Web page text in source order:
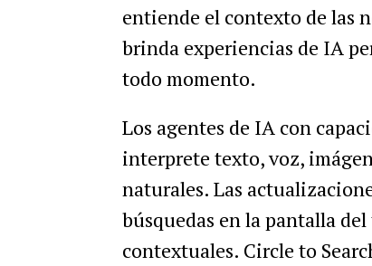
entiende el contexto de las
brinda experiencias de IA
todo momento.
Los agentes de IA con
interprete texto, voz,
naturales. Las
búsquedas en la pantalla
contextuales. Circle to